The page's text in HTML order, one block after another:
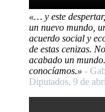
«… y este
un nuevo mundo,
acuerdo social y
de estas cenizas.
acabado un
conocíamos.» -
Diputados, 9 de